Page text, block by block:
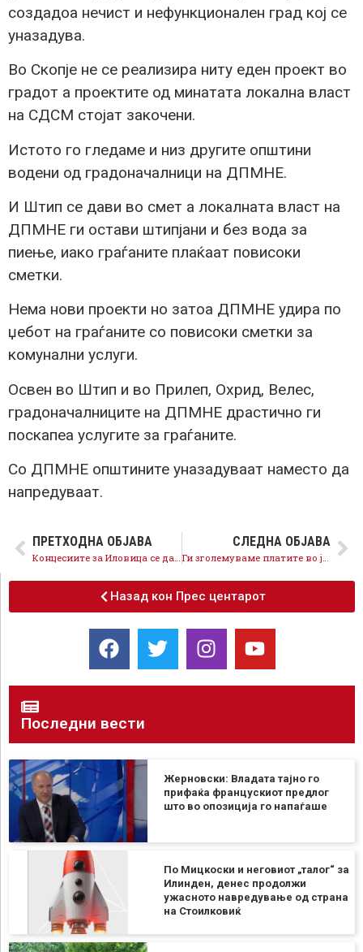
создадоа нечист и нефункционален град кој се
уназадува.
Во Скопје не се реализира ниту еден проект во
градот а проектите од минатата локална власт
на СДСМ стојат закочени.
Истото го гледаме и низ другите општини
водени од градоначалници на ДПМНЕ.
И Штип се дави во смет а локалната власт на
ДПМНЕ ги остави штипјани и без вода за
пиење, иако граѓаните плаќаат повисоки
сметки.
Нема нови проекти но затоа ДПМНЕ удира по
џебот на граѓаните со повисоки сметки за
комунални услуги.
Освен во Штип и во Прилеп, Охрид, Велес,
градоначалниците на ДПМНЕ драстично ги
поскапеа услугите за граѓаните.
Со ДПМНЕ општините уназадуваат наместо да
напредуваат.
ПРЕТХОДНА ОБЈАВА СЛЕДНА ОБЈАВА
Назад кон Прес центарот
Последни вести
Жерновски: Владата тајно го
прифаќа францускиот предлог
што во опозиција го напаѓаше
По Мицкоски и неговиот „талог“ за
Илинден, денес продолжи
ужасното навредување од страна
на Стоилковиќ